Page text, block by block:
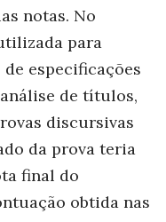
notas. No
para
especificações
de títulos,
discursivas
da prova teria
final do
obtida nas